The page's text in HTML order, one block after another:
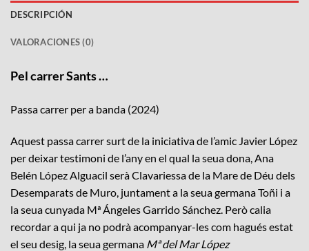
DESCRIPCIÓN
VALORACIONES (0)
Pel carrer Sants …
Passa carrer per a banda (2024)
Aquest passa carrer surt de la iniciativa de l’amic Javier López
per deixar testimoni de l’any en el qual la seua dona, Ana
Belén López Alguacil serà Clavariessa de la Mare de Déu dels
Desemparats de Muro, juntament a la seua germana Toñi i a
la seua cunyada Mª Ángeles Garrido Sánchez. Però calia
recordar a qui ja no podrà acompanyar-les com hagués estat
el seu desig, la seua germana Mª del Mar López